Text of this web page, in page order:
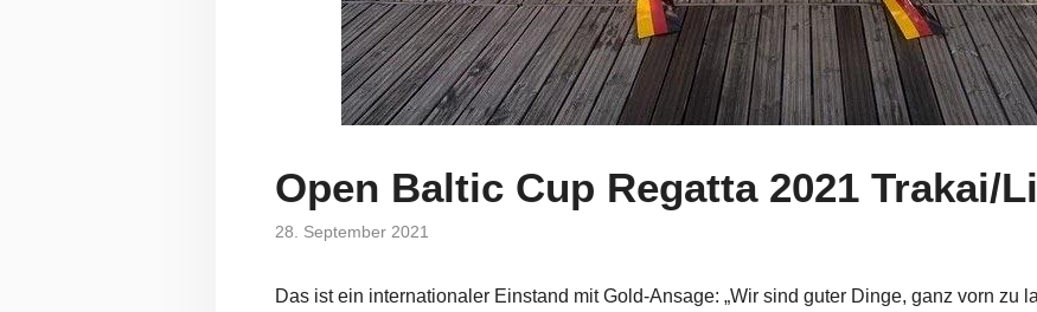
Open Baltic Cup Regatta 2021 Trakai/
28. September 2021
Das ist ein internationaler Einstand mit Gold-Ansage: „Wir sind guter Dinge, ganz vorn zu